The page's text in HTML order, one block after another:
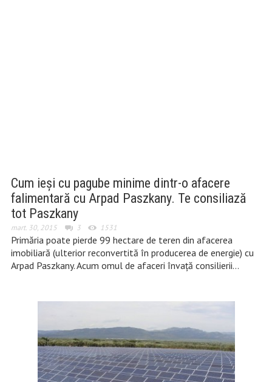
Cum ieși cu pagube minime dintr-o afacere
falimentară cu Arpad Paszkany. Te consiliază
tot Paszkany
mart. 30, 2015 3 1531
Primăria poate pierde 99 hectare de teren din afacerea
imobiliară (ulterior reconvertită în producerea de energie) cu
Arpad Paszkany. Acum omul de afaceri învață consilierii…